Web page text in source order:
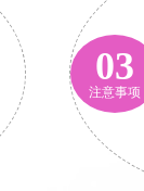
03
注意事项